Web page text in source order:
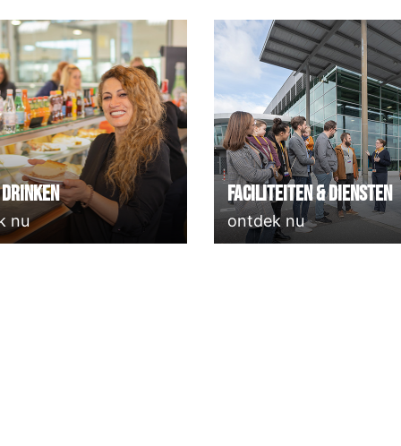
nu
Faciliteiten & Diensten
ontdek nu